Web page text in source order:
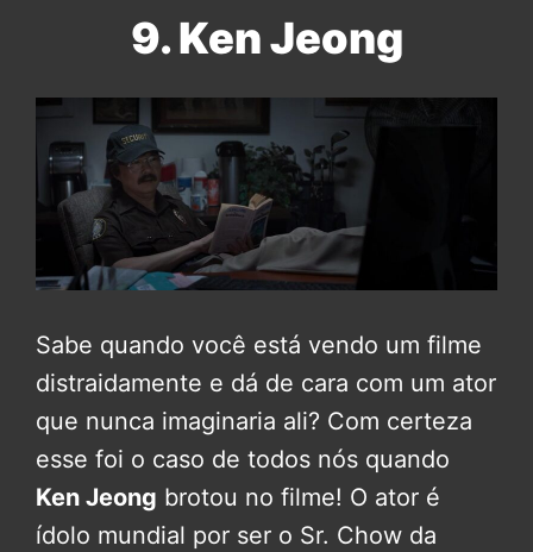
9. Ken Jeong
Sabe quando você está vendo um filme
distraidamente e dá de cara com um ator
que nunca imaginaria ali? Com certeza
esse foi o caso de todos nós quando
Ken Jeong brotou no filme! O ator é
ídolo mundial por ser o Sr. Chow da